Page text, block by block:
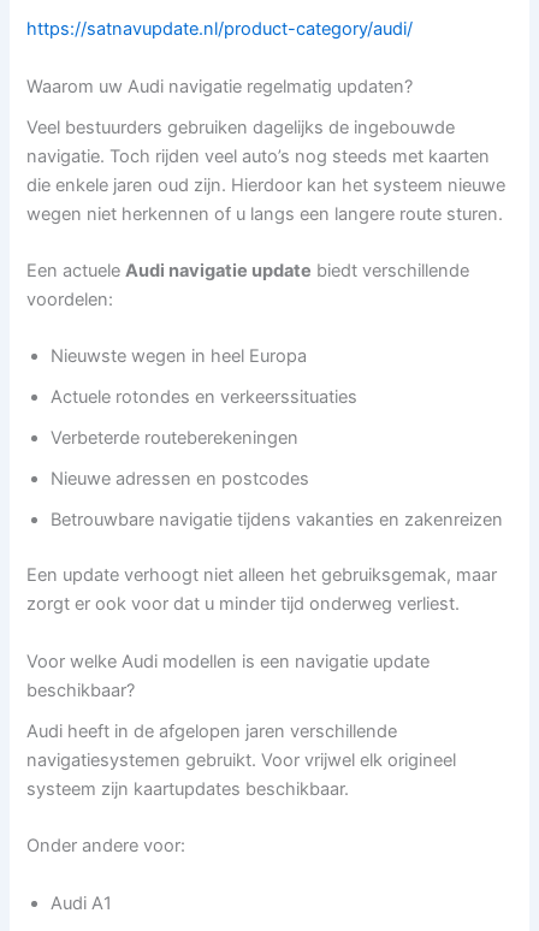
https://satnavupdate.nl/product-category/audi/
Waarom uw Audi navigatie regelmatig updaten?
Veel bestuurders gebruiken dagelijks de ingebouwde
navigatie. Toch rijden veel auto’s nog steeds met kaarten
die enkele jaren oud zijn. Hierdoor kan het systeem nieuwe
wegen niet herkennen of u langs een langere route sturen.
Een actueleAudi navigatie update biedt verschillende
voordelen:
Nieuwste wegen in heel Europa
Actuele rotondes en verkeerssituaties
Verbeterde routeberekeningen
Nieuwe adressen en postcodes
Betrouwbare navigatie tijdens vakanties en zakenreizen
Een update verhoogt niet alleen het gebruiksgemak, maar
zorgt er ook voor dat u minder tijd onderweg verliest.
Voor welke Audi modellen is een navigatie update
beschikbaar?
Audi heeft in de afgelopen jaren verschillende
navigatiesystemen gebruikt. Voor vrijwel elk origineel
systeem zijn kaartupdates beschikbaar.
Onder andere voor:
Audi A1